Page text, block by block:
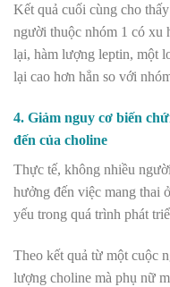
Kết quả cuối cùng cho
người thuộc nhóm 1 có xu
lại, hàm lượng leptin, một
lại cao hơn hẳn so với
4. Giảm nguy cơ biến
đến của choline
Thực tế, không nhiều
hưởng đến việc mang thai
yếu trong quá trình phát
Theo kết quả từ một cuộc
lượng choline mà phụ nữ